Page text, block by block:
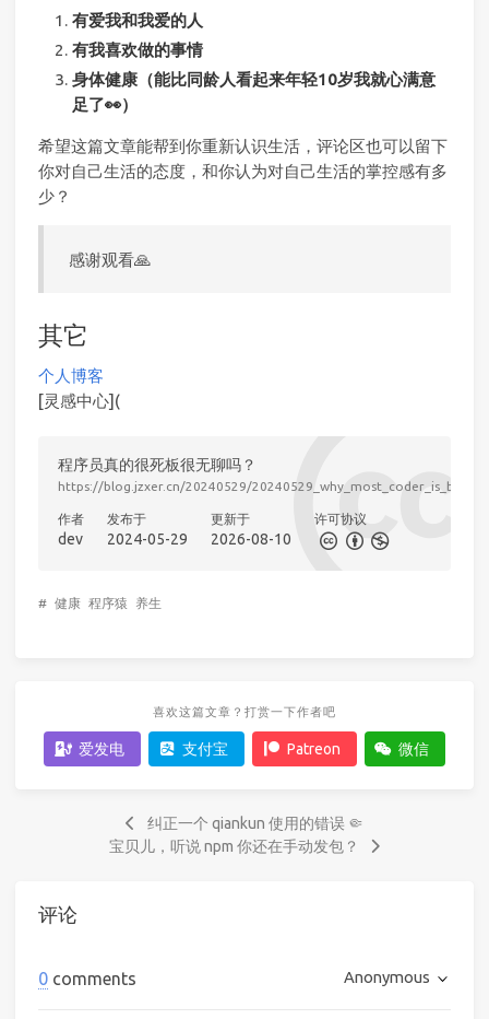
有爱我和我爱的人
有我喜欢做的事情
身体健康（能比同龄人看起来年轻10岁我就心满意
足了👀）
希望这篇文章能帮到你重新认识生活，评论区也可以留下
你对自己生活的态度，和你认为对自己生活的掌控感有多
少？
感谢观看🙏
其它
个人博客
[灵感中心](
程序员真的很死板很无聊吗？
https://blog.jzxer.cn/20240529/
作者
dev
发布于
2024-05-29
更新于
2026-08-10
许可协议
# 健康 程序猿 养生
喜欢这篇文章？打赏一下作者吧
爱发电 支付宝 Patreon 微信
纠正一个 qiankun 使用的错误 🤏
宝贝儿，听说 npm 你还在手动发包？
评论
0 comments Anonymous